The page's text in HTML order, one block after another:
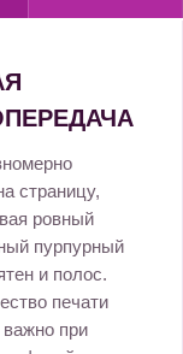
страницу,
ровный
пурпурный
и полос.
печати
при